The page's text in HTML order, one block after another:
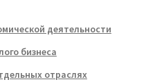
деятельности
бизнеса
отраслях